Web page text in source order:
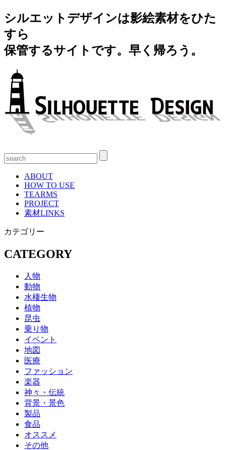
シルエットデザインは影絵素材をひた
すら
保管するサイトです。早く帰ろう。
ABOUT
HOW TO USE
TEARMS
PROJECT
素材LINKS
カテゴリー
CATEGORY
人物
動物
水棲生物
植物
昆虫
乗り物
イベント
地図
医療
ファッション
楽器
神々・伝統
背景・景色
製品
食品
オススメ
その他